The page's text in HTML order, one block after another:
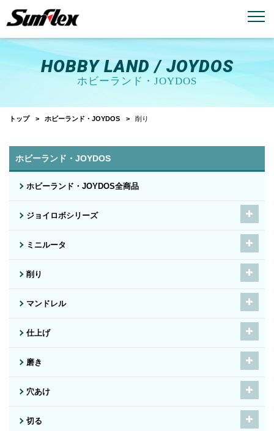
emailお問い合わせ
HOBBY LAND / JOYDOS
ホビーランド・JOYDOS
トップ ホビーランド・JOYDOS 削り
ホビーランド・JOYDOS
ホビーランド・JOYDOS全商品
ジョイロボシリーズ
ミニルータ
削り
マンドレル
仕上げ
磨き
穴あけ
切る